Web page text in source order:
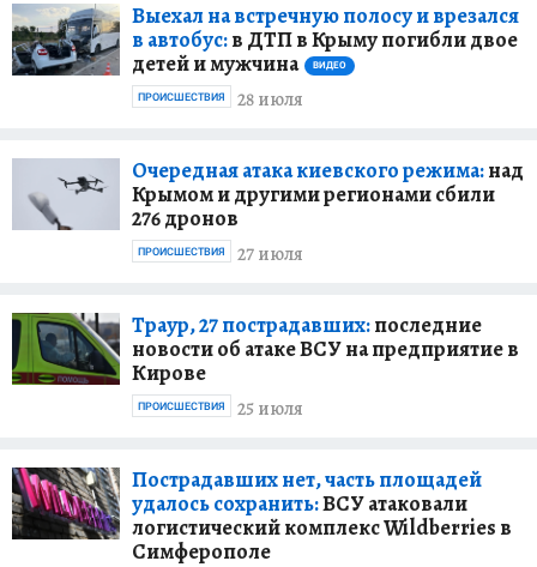
Выехал на встречную полосу и врезался
в автобус:в ДТП в Крыму погибли двое
детей и мужчина
ВИДЕО
28 июля
ПРОИСШЕСТВИЯ
Очередная атака киевского режима:над
Крымом и другими регионами сбили
276 дронов
27 июля
ПРОИСШЕСТВИЯ
Траур, 27 пострадавших:последние
новости об атаке ВСУ на предприятие в
Кирове
25 июля
ПРОИСШЕСТВИЯ
Пострадавших нет, часть площадей
удалось сохранить:ВСУ атаковали
логистический комплекс Wildberries в
Симферополе